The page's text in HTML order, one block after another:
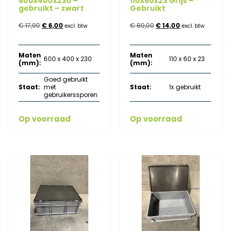
gebruikt – zwart
€17,90 Oorspronkelijke
was:
€ 17,90.
€ 6,00 Huidige
is:
€ 6,00.
excl. btw
Maten
(mm): 600 x 400 x 230
Staat:
Goed gebruikt
met
gebruikerssporen
Op voorraad
Gebruikt
€80,00 Oorspronkelijke
was:
€ 80,00.
€14,00 Huidige
is:
€ 14,00.
excl. btw
Maten
(mm):
110 x 60 x 23
Staat: 1x gebruikt
Op voorraad